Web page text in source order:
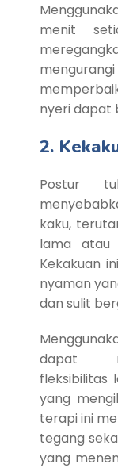
menit
nyeri dapat
2.
Postur
kaku,
lama atau
Kekakuan
nyaman
dan sulit
dapat
fleksibilitas
yang
terapi ini
tegang
yang